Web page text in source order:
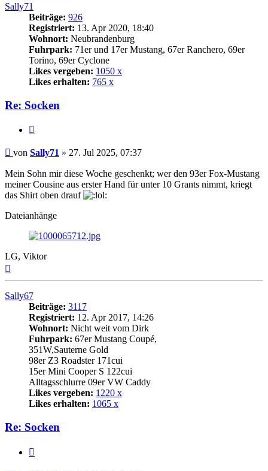
Sally71
Beiträge: 926
Registriert: 13. Apr 2020, 18:40
Wohnort: Neubrandenburg
Fuhrpark: 71er und 17er Mustang, 67er Ranchero, 69er
Torino, 69er Cyclone
Likes vergeben: 1050 x
Likes erhalten: 765 x
Re: Socken
Beitrag
von Sally71 » 27. Jul 2025, 07:37
Mein Sohn mir diese Woche geschenkt; wer den 93er Fox-Mustang
meiner Cousine aus erster Hand für unter 10 Grants nimmt, kriegt
das Shirt oben drauf
Dateianhänge
LG, Viktor
oben
Sally67
Beiträge: 3117
Registriert: 12. Apr 2017, 14:26
Wohnort: Nicht weit vom Dirk
Fuhrpark: 67er Mustang Coupé,
351W,Sauterne Gold
98er Z3 Roadster 171cui
15er Mini Cooper S 122cui
Alltagsschlurre 09er VW Caddy
Likes vergeben: 1220 x
Likes erhalten: 1065 x
Re: Socken